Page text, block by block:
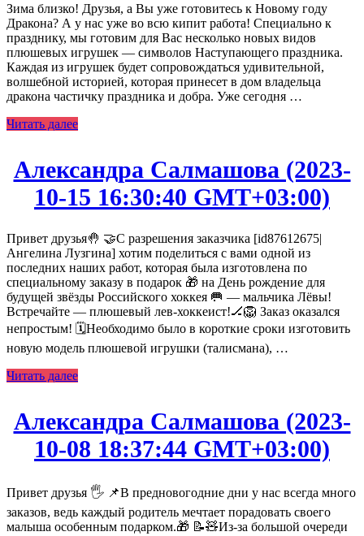
Зима близко! Друзья, а Вы уже готовитесь к Новому году
Дракона? А у нас уже во всю кипит работа! Специально к
празднику, мы готовим для Вас несколько новых видов
плюшевых игрушек — символов Наступающего праздника.
Каждая из игрушек будет сопровождаться удивительной,
волшебной историей, которая принесет в дом владельца
дракона частичку праздника и добра. Уже сегодня …
Читать далее
Александра Салмашова (2023-
10-15 16:30:40 GMT+03:00)
Привет друзья🤚 🤝С разрешения заказчика [id87612675|
Ангелина Лузгина] хотим поделиться с вами одной из
последних наших работ, которая была изготовлена по
специальному заказу в подарок 🎁 на День рождение для
будущей звёзды Российского хоккея 🥅 — мальчика Лёвы!
Встречайте — плюшевый лев-хоккеист!🏒🦁 Заказ оказался
непростым! 🗓Необходимо было в короткие сроки изготовить
новую модель плюшевой игрушки (талисмана), …
Читать далее
Александра Салмашова (2023-
10-08 18:37:44 GMT+03:00)
Привет друзья 🖐️ 📌В предновогодние дни у нас всегда много
заказов, ведь каждый родитель мечтает порадовать своего
малыша особенным подарком.🎁 📝🧸Из-за большой очереди